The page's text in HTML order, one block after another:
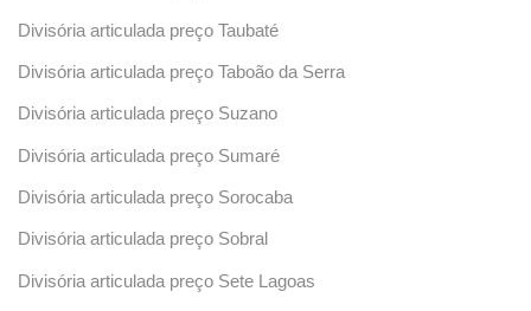
Divisória articulada preço Taubaté
Divisória articulada preço Taboão da Serra
Divisória articulada preço Suzano
Divisória articulada preço Sumaré
Divisória articulada preço Sorocaba
Divisória articulada preço Sobral
Divisória articulada preço Sete Lagoas